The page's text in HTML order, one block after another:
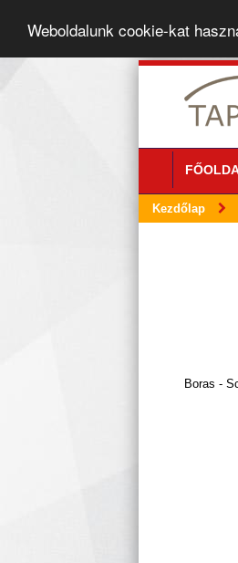
Weboldalunk cookie-kat
Kezdőlap
Boras -